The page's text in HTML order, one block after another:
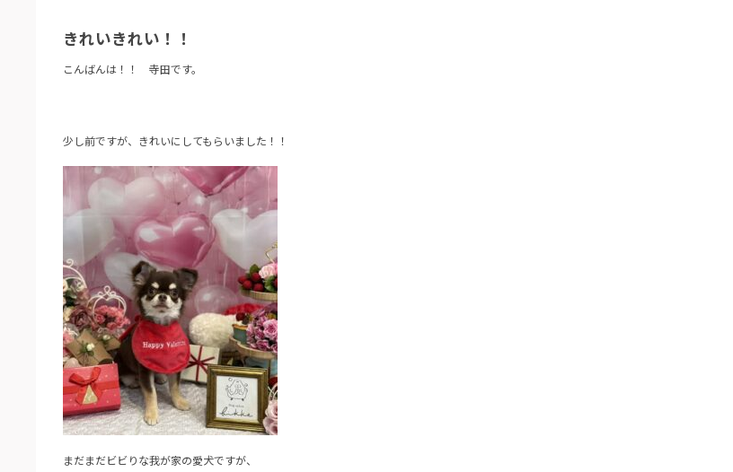
会社概要
きれいきれい！！
こんばんは！！ 寺田です。
少し前ですが、きれいにしてもらいました！！
まだまだビビりな我が家の愛犬ですが、